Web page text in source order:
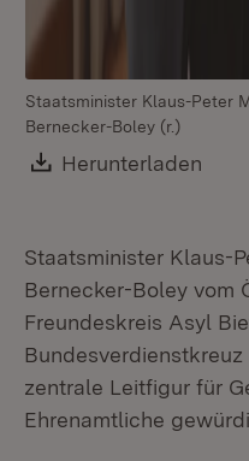
Staatsminister Klaus-Peter
Bernecker-Boley (r.)
Download:
Herunterladen
Staatsminister Klaus-
Bernecker-Boley vom
Freundeskreis Asyl
zentrale Leitfigur für
Ehrenamtliche